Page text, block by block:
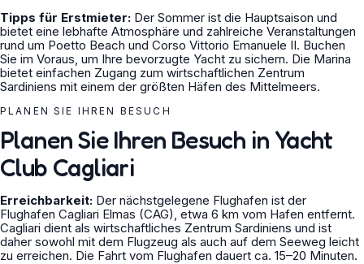
Tipps für Erstmieter: Der Sommer ist die Hauptsaison und
bietet eine lebhafte Atmosphäre und zahlreiche Veranstaltungen
rund um Poetto Beach und Corso Vittorio Emanuele II. Buchen
Sie im Voraus, um Ihre bevorzugte Yacht zu sichern. Die Marina
bietet einfachen Zugang zum wirtschaftlichen Zentrum
Sardiniens mit einem der größten Häfen des Mittelmeers.
PLANEN SIE IHREN BESUCH
Planen Sie Ihren Besuch in Yacht
Club Cagliari
Erreichbarkeit: Der nächstgelegene Flughafen ist der
Flughafen Cagliari Elmas (CAG), etwa 6 km vom Hafen entfernt.
Cagliari dient als wirtschaftliches Zentrum Sardiniens und ist
daher sowohl mit dem Flugzeug als auch auf dem Seeweg leicht
zu erreichen. Die Fahrt vom Flughafen dauert ca. 15–20 Minuten.